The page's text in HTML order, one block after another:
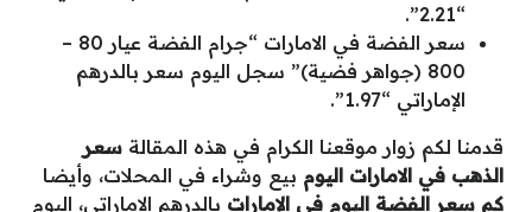
“2.21”.
سعر الفضة في الامارات “جرام الفضة عيار 80 –
800 (جواهر فضية)” سجل اليوم سعر بالدرهم
الإماراتي “1.97”.
قدمنا لكم زوار موقعنا الكرام في هذه المقالة سعر
الذهب في الامارات اليوم بيع وشراء في المحلات، وأيضا
كم سعر الفضة اليوم في الإمارات بالدرهم الإماراتي، اليوم